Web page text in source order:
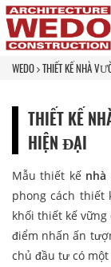
WEDO THIẾT KẾ NHÀ
THIẾT KẾ
HIỆN ĐẠI
Mẫu thiết kế nhà
phong cách thiết
khối thiết kế
điểm nhấn ấn
chủ đầu tư có